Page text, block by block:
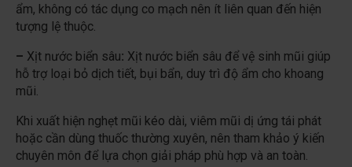
ẩm, không có tác dụng co mạch nên ít liên quan đến hiện
tượng lệ thuộc.
– Xịt nước biển sâu: Xịt nước biển sâu để vệ sinh mũi giúp
hỗ trợ loại bỏ dịch tiết, bụi bẩn, duy trì độ ẩm cho khoang
mũi.
Khi xuất hiện nghẹt mũi kéo dài, viêm mũi dị ứng tái phát
hoặc cần dùng thuốc thường xuyên, nên tham khảo ý kiến
chuyên môn để lựa chọn giải pháp phù hợp và an toàn.